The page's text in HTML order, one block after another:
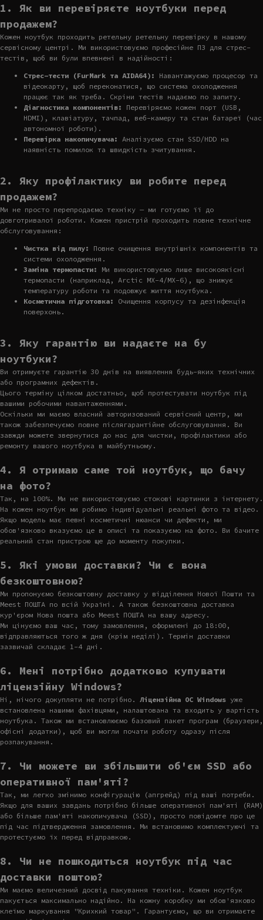
1. Як ви перевіряєте ноутбуки перед
продажем?
Кожен ноутбук проходить ретельну ретельну перевірку в нашому
сервісному центрі. Ми використовуємо професійне ПЗ для стрес-
тестів, щоб ви були впевнені в надійності:
Стрес-тести (FurMark та AIDA64):
Навантажуємо процесор та
відеокарту, щоб переконатися, що система охолодження
працює так як треба. Скріни тестів надаємо по запиту.
Діагностика компонентів:
Перевіряємо кожен порт (USB,
HDMI), клавіатуру, тачпад, веб-камеру та стан батареї (час
автономної роботи).
Перевірка накопичувача:
Аналізуємо стан SSD/HDD на
наявність помилок та швидкість зчитування.
2. Яку профілактику ви робите перед
продажем?
Ми не просто перепродаємо техніку — ми готуємо її до
довготривалої роботи. Кожен пристрій проходить повне технічне
обслуговування:
Чистка від пилу:
Повне очищення внутрішніх компонентів та
системи охолодження.
Заміна термопасти:
Ми використовуємо лише високоякісні
термопасти (наприклад, Arctic MX-4/MX-6), що знижує
температуру роботи та подовжує життя ноутбука.
Косметична підготовка:
Очищення корпусу та дезінфекція
поверхонь.
3. Яку гарантію ви надаєте на бу
ноутбуки?
Ви отримуєте гарантію 30 днів на виявлення будь-яких технічних
або програмних дефектів.
Цього терміну цілком достатньо, щоб протестувати ноутбук під
вашими робочими навантаженнями.
Оскільки ми маємо власний авторизований сервісний центр, ми
також забезпечуємо повне післягарантійне обслуговування. Ви
завжди можете звернутися до нас для чистки, профілактики або
ремонту вашого ноутбука в майбутньому.
4. Я отримаю саме той ноутбук, що бачу
на фото?
Так, на 100%. Ми не використовуємо стокові картинки з інтернету.
На кожен ноутбук ми робимо індивідуальні реальні фото та відео.
Якщо модель має певні косметичні нюанси чи дефекти, ми
обов'язково вказуємо це в описі та показуємо на фото. Ви бачите
реальний стан пристрою ще до моменту покупки.
5. Які умови доставки? Чи є вона
безкоштовною?
Ми пропонуємо безкоштовну доставку у відділення Нової Пошти та
Meest ПОШТА по всій Україні. А також безкоштовна доставка
кур'єром Нова пошта або Meest ПОШТА на вашу адресу.
Ми цінуємо ваш час, тому замовлення, оформлені до 18:00,
відправляються того ж дня (крім неділі). Термін доставки
зазвичай складає 1-4 дні.
6. Мені потрібно додатково купувати
ліцензійну Windows?
Ні, нічого докупляти не потрібно. Ліцензійна ОС Windows уже
встановлена нашими фахівцями, налаштована та входить у вартість
ноутбука. Також ми встановлюємо базовий пакет програм (браузери,
офісні додатки), щоб ви могли почати роботу одразу після
розпакування.
7. Чи можете ви збільшити об'єм SSD або
оперативної пам'яті?
Так, ми легко змінимо конфігурацію (апгрейд) під ваші потреби.
Якщо для ваших завдань потрібно більше оперативної пам'яті (RAM)
або більше пам'яті накопичувача (SSD), просто повідомте про це
під час підтвердження замовлення. Ми встановимо комплектуючі та
протестуємо їх перед відправкою.
8. Чи не пошкодиться ноутбук під час
доставки поштою?
Ми маємо величезний досвід пакування техніки. Кожен ноутбук
пакується максимально надійно. На кожну коробку ми обов'язково
клеїмо маркування "Крихкий товар". Гарантуємо, що ви отримаєте